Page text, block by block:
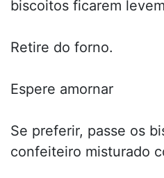
biscoitos ficarem
Retire do forno.
Espere amornar
Se preferir, passe os
confeiteiro misturado